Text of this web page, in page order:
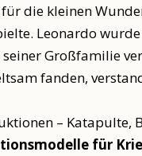
die kleinen
Leonardo
Großfamilie
fanden,
– Katapulte,
für